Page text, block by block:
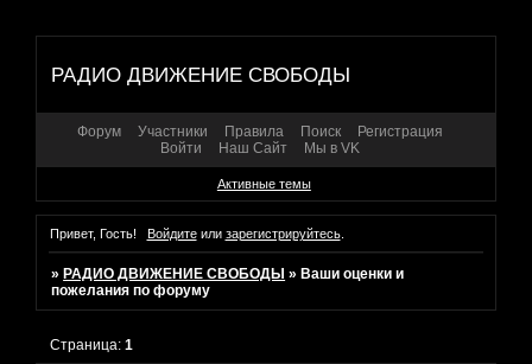
РАДИО ДВИЖЕНИЕ СВОБОДЫ
Форум Участники Правила Поиск
Регистрация
Войти
Наш Сайт Мы в VK
Активные темы
Привет, Гость! Войдитеили зарегистрируйтесь.
»РАДИО ДВИЖЕНИЕ СВОБОДЫ »Ваши оценки и
пожелания по форуму
Страница:1